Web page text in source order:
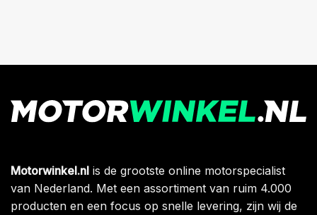
Motorwinkel.nl is de grootste online motorspecialist
van Nederland. Met een assortiment van ruim 4.000
producten en een focus op snelle levering, zijn wij de